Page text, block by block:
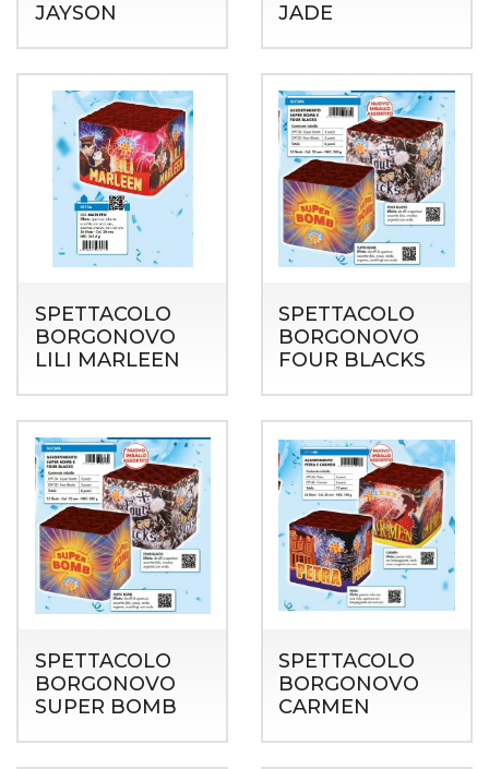
JAYSON
JADE
SPETTACOLO
BORGONOVO
LILI MARLEEN
SPETTACOLO
BORGONOVO
FOUR BLACKS
SPETTACOLO
BORGONOVO
SUPER BOMB
SPETTACOLO
BORGONOVO
CARMEN